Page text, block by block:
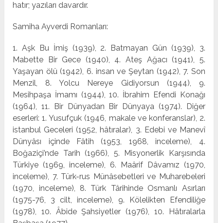
hatır; yazıları davardır.
Samiha Ayverdi Romanları:
1. Aşk Bu İmiş (1939), 2. Batmayan Gün (1939), 3.
Mabette Bir Gece (1940), 4. Ateş Ağacı (1941), 5.
Yaşayan ölü (1942), 6. insan ve Şeytan (1942), 7. Son
Menzil, 8. Yolcu Nereye Gidiyorsun (1944), 9.
Mesihpaşa İmamı (1944), 10. İbrahim Efendi Konağı
(1964), 11. Bir Dünyadan Bir Dünyaya (1974). Diğer
eserleri: 1. Yusufçuk (1946, maka­le ve konferanslar), 2.
istanbul Geceleri (1952, hâtıralar), 3. Edebi ve Manevî
Dünyâsı içinde Fâtih (1953, 1968, incele­me), 4.
Boğaziçi’nde Tarih (1966), 5. Misyonerlik Karşısında
Türkiye (1969, inceleme), 6. Maârif Dâvamız (1970,
incele­me), 7. Türk-rus Münâsebetleri ve Muharebeleri
(1970, ince­leme), 8. Türk Târihinde Osmanlı Asırları
(1975-76, 3 cilt, in­celeme), 9. Kölelikten Efendiliğe
(1978), 10. Âbide Şahsiyet­ler (1976), 10. Hâtıralarla